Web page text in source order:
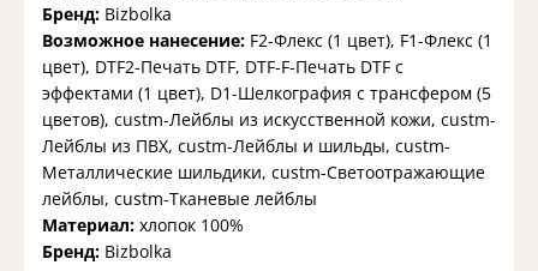
Бренд: Bizbolka
Возможное нанесение: F2-Флекс (1 цвет), F1-Флекс (1
цвет), DTF2-Печать DTF, DTF-F-Печать DTF с
эффектами (1 цвет), D1-Шелкография с трансфером (5
цветов), custm-Лейблы из искусственной кожи, custm-
Лейблы из ПВХ, custm-Лейблы и шильды, custm-
Металлические шильдики, custm-Светоотражающие
лейблы, custm-Тканевые лейблы
Материал: хлопок 100%
Бренд: Bizbolka